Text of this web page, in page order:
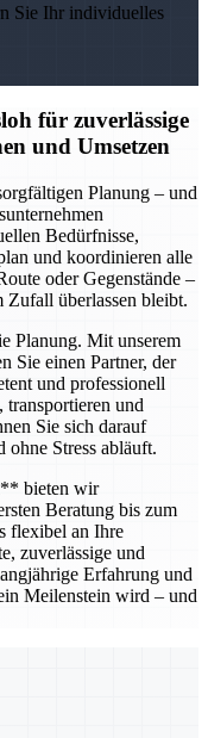
Sie Ihr individuelles
für zuverlässige
und Umsetzen
Planung – und
Bedürfnisse,
und koordinieren alle
oder Gegenstände –
Zufall überlassen bleibt.
Planung. Mit unserem
Sie einen Partner, der
und professionell
transportieren und
Sie sich darauf
ohne Stress abläuft.
bieten wir
Beratung bis zum
flexibel an Ihre
zuverlässige und
Erfahrung und
Meilenstein wird – und